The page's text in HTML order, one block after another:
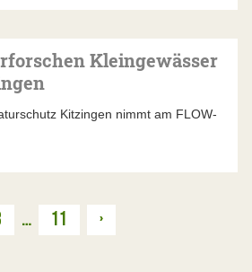
Kleingewässer
Kitzingen nimmt am FLOW-
… 11 ›Weiter